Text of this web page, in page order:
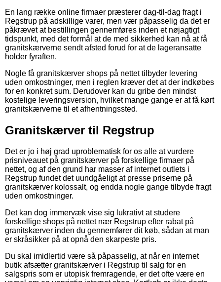
En lang række online firmaer præsterer dag-til-dag fragt i
Regstrup på adskillige varer, men vær påpasselig da det er
påkrævet at bestillingen gennemføres inden et nøjagtigt
tidspunkt, med det formål at de med sikkerhed kan nå at få
granitskærverne sendt afsted forud for at de lageransatte
holder fyraften.
Nogle få granitskærver shops på nettet tilbyder levering
uden omkostninger, men i reglen kræver det at der indkøbes
for en konkret sum. Derudover kan du gribe den mindst
kostelige leveringsversion, hvilket mange gange er at få kørt
granitskærverne til et afhentningssted.
Granitskærver til Regstrup
Det er jo i høj grad uproblematisk for os alle at vurdere
prisniveauet på granitskærver på forskellige firmaer på
nettet, og af den grund har masser af internet outlets i
Regstrup fundet det uundgåeligt at presse priserne på
granitskærver kolossalt, og endda nogle gange tilbyde fragt
uden omkostninger.
Det kan dog immervæk vise sig lukrativt at studere
forskellige shops på nettet nær Regstrup efter rabat på
granitskærver inden du gennemfører dit køb, sådan at man
er skråsikker på at opnå den skarpeste pris.
Du skal imidlertid være så påpasselig, at når en internet
butik afsætter granitskærver i Regstrup til salg for en
salgspris som er utopisk fremragende, er det ofte være en